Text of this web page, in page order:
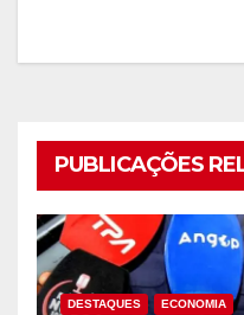
PUBLICAÇÕES
DESTAQUES ECONOMIA